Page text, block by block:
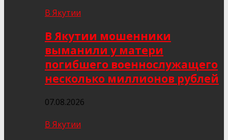
В Якутии
В Якутии мошенники
выманили у матери
погибшего военнослужащего
несколько миллионов рублей
07.08.2026
В Якутии